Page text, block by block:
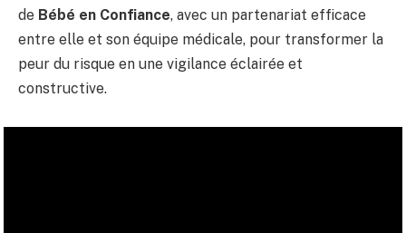
de Bébé en Confiance, avec un partenariat efficace
entre elle et son équipe médicale, pour transformer la
peur du risque en une vigilance éclairée et
constructive.